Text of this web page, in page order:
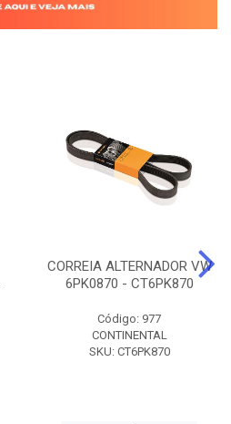
CORREIA ALTERNADOR VW
6PK0870 - CT6PK870
Código: 977
CONTINENTAL
SKU: CT6PK870